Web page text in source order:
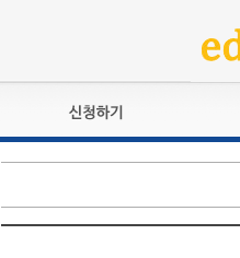
교육훈련